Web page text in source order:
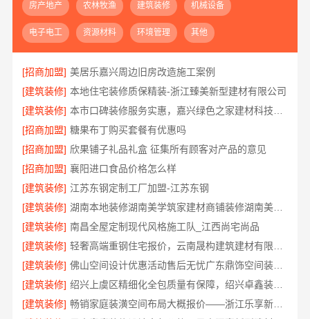
房产地产 农林牧渔 建筑装修 机械设备
电子电工 资源材料 环境管理 其他
[招商加盟] 美居乐嘉兴周边旧房改造施工案例
[建筑装修] 本地住宅装修质保精装-浙江臻美新型建材有限公司
[建筑装修]
[招商加盟] 糖果布丁购买套餐有优惠吗
[招商加盟] 欣果铺子礼品礼盒 征集所有顾客对产品的意见
[招商加盟] 襄阳进口食品价格怎么样
[建筑装修] 江苏东钢定制工厂加盟-江苏东钢
[建筑装修]
湖南本地装修湖南美学筑家建材商铺装修湖南美学筑家
[建筑装修] 南昌全屋定制现代风格施工队_江西尚宅尚品
[建筑装修]
[建筑装修]
佛山空间设计优惠活动售后无忧广东鼎饰空间装饰工程有限公司
[建筑装修]
绍兴上虞区精细化全包质量有保障，绍兴卓鑫装饰材料有限公司放心之选
[建筑装修]
畅销家庭装潢空间布局大概报价——浙江乐享新材料有限公司